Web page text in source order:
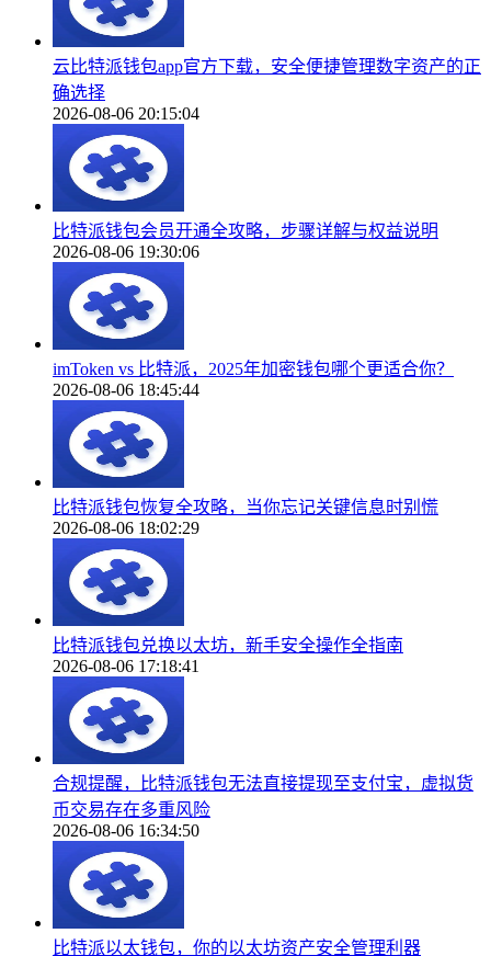
云比特派钱包app官方下载，安全便捷管理数字资产的正
确选择
2026-08-06 20:15:04
比特派钱包会员开通全攻略，步骤详解与权益说明
2026-08-06 19:30:06
imToken vs 比特派，2025年加密钱包哪个更适合你？
2026-08-06 18:45:44
比特派钱包恢复全攻略，当你忘记关键信息时别慌
2026-08-06 18:02:29
比特派钱包兑换以太坊，新手安全操作全指南
2026-08-06 17:18:41
合规提醒，比特派钱包无法直接提现至支付宝，虚拟货
币交易存在多重风险
2026-08-06 16:34:50
比特派以太钱包，你的以太坊资产安全管理利器